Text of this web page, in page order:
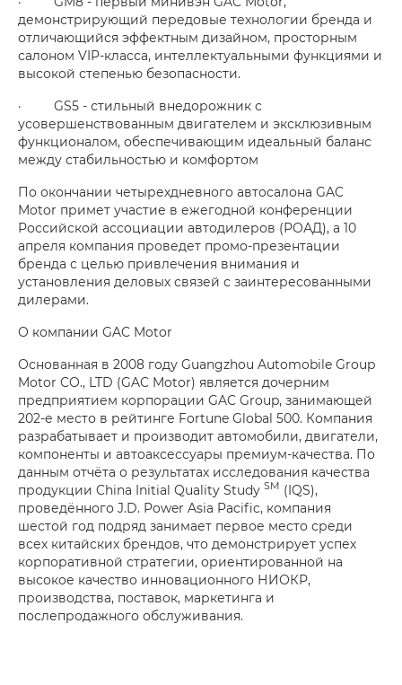
демонстрирующий передовые технологии бренда и
отличающийся эффектным дизайном, просторным
салоном VIP-класса, интеллектуальными функциями и
высокой степенью безопасности.
· GS5 - стильный внедорожник с
усовершенствованным двигателем и эксклюзивным
функционалом, обеспечивающим идеальный баланс
между стабильностью и комфортом
По окончании четырехдневного автосалона GAC
Motor примет участие в ежегодной конференции
Российской ассоциации автодилеров (РОАД), а 10
апреля компания проведет промо-презентации
бренда с целью привлечения внимания и
установления деловых связей с заинтересованными
дилерами.
О компании GAC Motor
Основанная в 2008 году Guangzhou Automobile Group
Motor CO., LTD (GAC Motor) является дочерним
предприятием корпорации GAC Group, занимающей
202-е место в рейтинге Fortune Global 500. Компания
разрабатывает и производит автомобили, двигатели,
компоненты и автоаксессуары премиум-качества. По
данным отчёта о результатах исследования качества
продукции China Initial Quality Study SM (IQS),
проведённого J.D. Power Asia Pacific, компания
шестой год подряд занимает первое место среди
всех китайских брендов, что демонстрирует успех
корпоративной стратегии, ориентированной на
высокое качество инновационного НИОКР,
производства, поставок, маркетинга и
послепродажного обслуживания.